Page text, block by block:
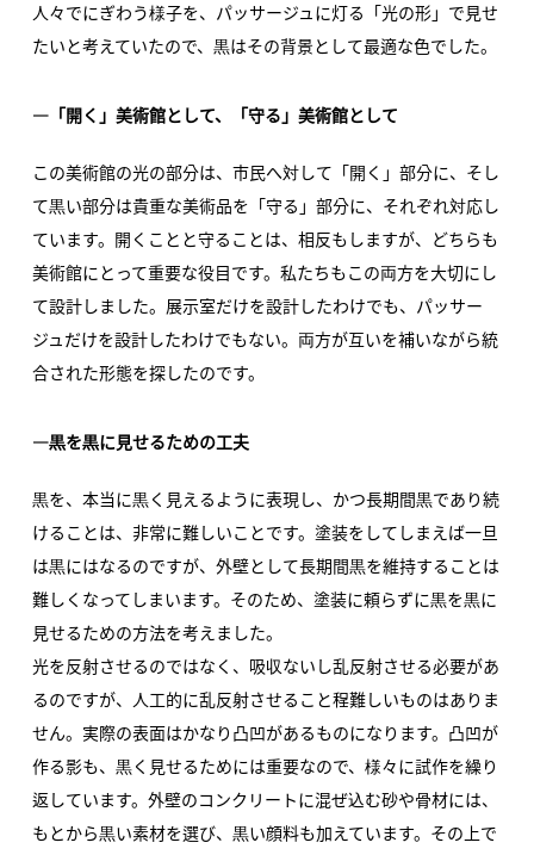
人々でにぎわう様子を、パッサージュに灯る「光の形」で見せ
たいと考えていたので、黒はその背景として最適な色でした。
―「開く」美術館として、「守る」美術館として
この美術館の光の部分は、市民へ対して「開く」部分に、そし
て黒い部分は貴重な美術品を「守る」部分に、それぞれ対応し
ています。開くことと守ることは、相反もしますが、どちらも
美術館にとって重要な役目です。私たちもこの両方を大切にし
て設計しました。展示室だけを設計したわけでも、パッサー
ジュだけを設計したわけでもない。両方が互いを補いながら統
合された形態を探したのです。
―黒を黒に見せるための工夫
黒を、本当に黒く見えるように表現し、かつ長期間黒であり続
けることは、非常に難しいことです。塗装をしてしまえば一旦
は黒にはなるのですが、外壁として長期間黒を維持することは
難しくなってしまいます。そのため、塗装に頼らずに黒を黒に
見せるための方法を考えました。
光を反射させるのではなく、吸収ないし乱反射させる必要があ
るのですが、人工的に乱反射させること程難しいものはありま
せん。実際の表面はかなり凸凹があるものになります。凸凹が
作る影も、黒く見せるためには重要なので、様々に試作を繰り
返しています。外壁のコンクリートに混ぜ込む砂や骨材には、
もとから黒い素材を選び、黒い顔料も加えています。その上で